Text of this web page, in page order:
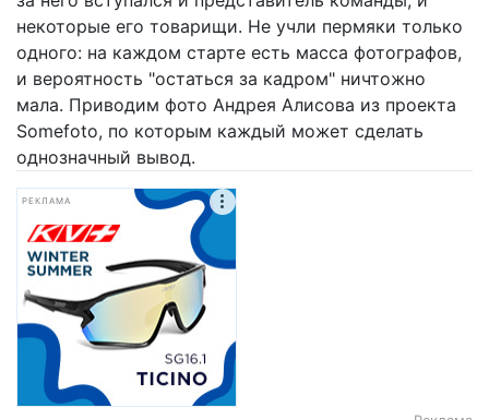
некоторые его товарищи. Не учли пермяки только
одного: на каждом старте есть масса фотографов,
и вероятность "остаться за кадром" ничтожно
мала. Приводим фото Андрея Алисова из проекта
Somefoto, по которым каждый может сделать
однозначный вывод.
РЕКЛАМА